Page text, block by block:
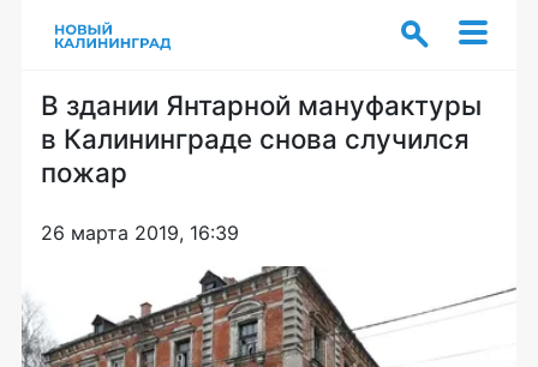
В здании Янтарной мануфактуры
в Калининграде снова случился
пожар
26 марта 2019, 16:39